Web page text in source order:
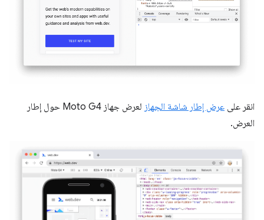
انقر على عرض إطار شاشة الجهاز
لعرض جهاز Moto G4 حول إطار
العرض.